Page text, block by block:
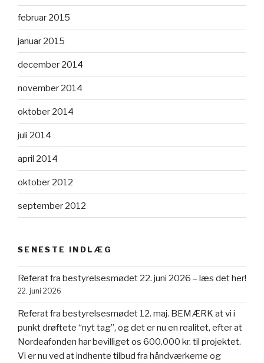
februar 2015
januar 2015
december 2014
november 2014
oktober 2014
juli 2014
april 2014
oktober 2012
september 2012
SENESTE INDLÆG
Referat fra bestyrelsesmødet 22. juni 2026 – læs det her!
22. juni 2026
Referat fra bestyrelsesmødet 12. maj. BEMÆRK at vi i
punkt drøftete “nyt tag”, og det er nu en realitet, efter at
Nordeafonden har bevilliget os 600.000 kr. til projektet.
Vi er nu ved at indhente tilbud fra håndværkerne og